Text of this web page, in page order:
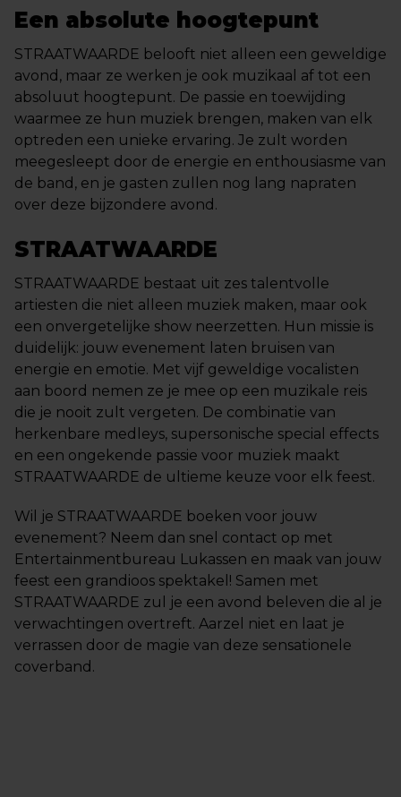
Een absolute hoogtepunt
STRAATWAARDE belooft niet alleen een geweldige
avond, maar ze werken je ook muzikaal af tot een
absoluut hoogtepunt. De passie en toewijding
waarmee ze hun muziek brengen, maken van elk
optreden een unieke ervaring. Je zult worden
meegesleept door de energie en enthousiasme van
de band, en je gasten zullen nog lang napraten
over deze bijzondere avond.
STRAATWAARDE
STRAATWAARDE bestaat uit zes talentvolle
artiesten die niet alleen muziek maken, maar ook
een onvergetelijke show neerzetten. Hun missie is
duidelijk: jouw evenement laten bruisen van
energie en emotie. Met vijf geweldige vocalisten
aan boord nemen ze je mee op een muzikale reis
die je nooit zult vergeten. De combinatie van
herkenbare medleys, supersonische special effects
en een ongekende passie voor muziek maakt
STRAATWAARDE de ultieme keuze voor elk feest.
Wil je STRAATWAARDE boeken voor jouw
evenement? Neem dan snel contact op met
Entertainmentbureau Lukassen en maak van jouw
feest een grandioos spektakel! Samen met
STRAATWAARDE zul je een avond beleven die al je
verwachtingen overtreft. Aarzel niet en laat je
verrassen door de magie van deze sensationele
coverband.